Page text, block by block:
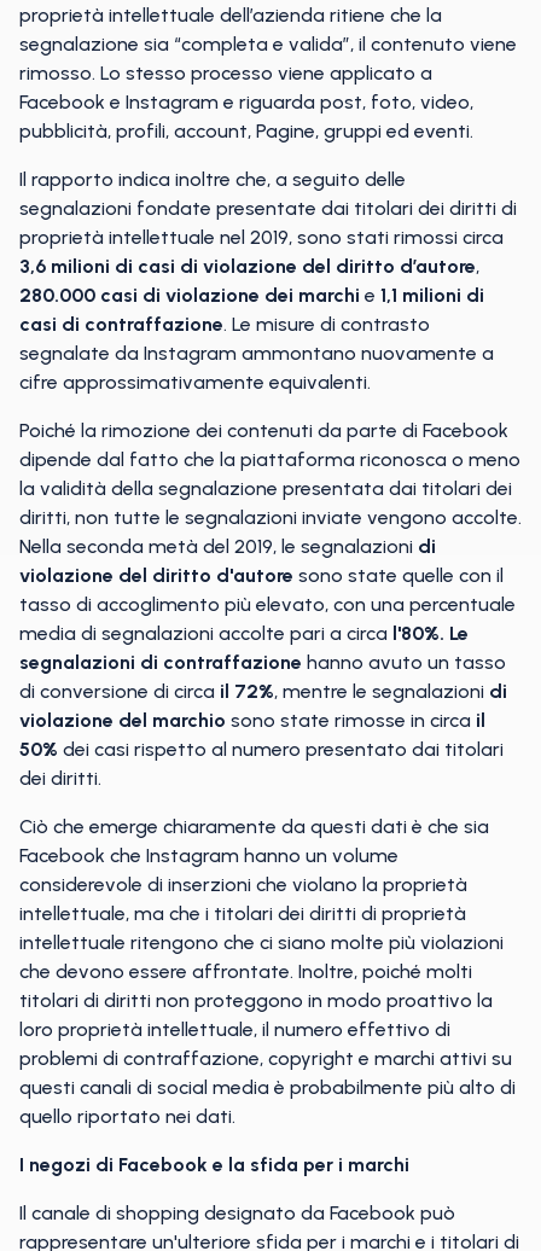
proprietà intellettuale dell’azienda ritiene che la
segnalazione sia “completa e valida”, il contenuto viene
rimosso. Lo stesso processo viene applicato a
Facebook e Instagram e riguarda post, foto, video,
pubblicità, profili, account, Pagine, gruppi ed eventi.
Il rapporto indica inoltre che, a seguito delle
segnalazioni fondate presentate dai titolari dei diritti di
proprietà intellettuale nel 2019, sono stati rimossi circa
3,6 milioni di casi di violazione del diritto d’autore,
280.000 casi di violazione dei marchi e 1,1 milioni di
casi di contraffazione. Le misure di contrasto
segnalate da Instagram ammontano nuovamente a
cifre approssimativamente equivalenti.
Poiché la rimozione dei contenuti da parte di Facebook
dipende dal fatto che la piattaforma riconosca o meno
la validità della segnalazione presentata dai titolari dei
diritti, non tutte le segnalazioni inviate vengono accolte.
Nella seconda metà del 2019, le segnalazioni di
violazione del diritto d'autore sono state quelle con il
tasso di accoglimento più elevato, con una percentuale
media di segnalazioni accolte pari a circa l'80%. Le
segnalazioni di contraffazione hanno avuto un tasso
di conversione di circa il 72%, mentre le segnalazioni di
violazione del marchio sono state rimosse in circa il
50% dei casi rispetto al numero presentato dai titolari
dei diritti.
Ciò che emerge chiaramente da questi dati è che sia
Facebook che Instagram hanno un volume
considerevole di inserzioni che violano la proprietà
intellettuale, ma che i titolari dei diritti di proprietà
intellettuale ritengono che ci siano molte più violazioni
che devono essere affrontate. Inoltre, poiché molti
titolari di diritti non proteggono in modo proattivo la
loro proprietà intellettuale, il numero effettivo di
problemi di contraffazione, copyright e marchi attivi su
questi canali di social media è probabilmente più alto di
quello riportato nei dati.
I negozi di Facebook e la sfida per i marchi
Il canale di shopping designato da Facebook può
rappresentare un'ulteriore sfida per i marchi e i titolari di